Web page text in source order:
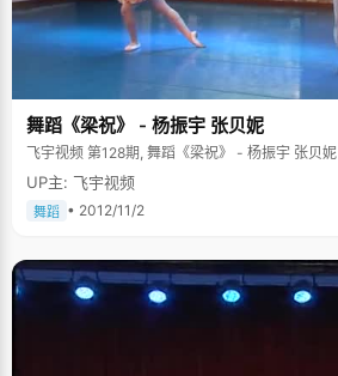
舞蹈《梁祝》 - 杨振宇 张贝妮
飞宇视频 第128期, 舞蹈《梁祝》 - 杨振宇 张贝妮
UP主: 飞宇视频
舞蹈 • 2012/11/2